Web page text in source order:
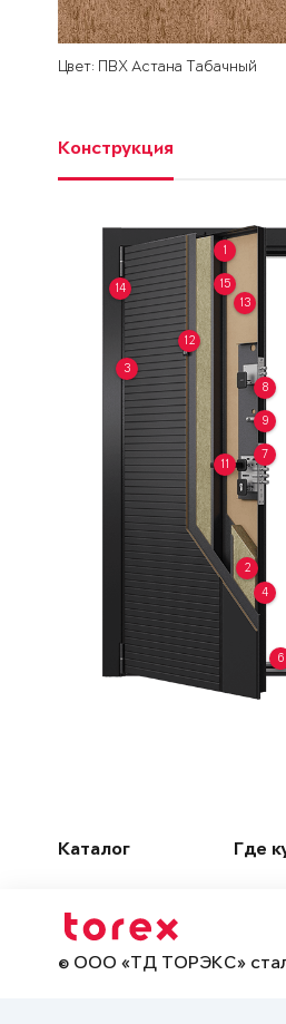
Цвет: ПВХ Астана Табачный
Конструкция
1
2
3
4
6
7
8
9
11
12
13
14 15
Каталог Где
© ООО «ТД ТОРЭКС»